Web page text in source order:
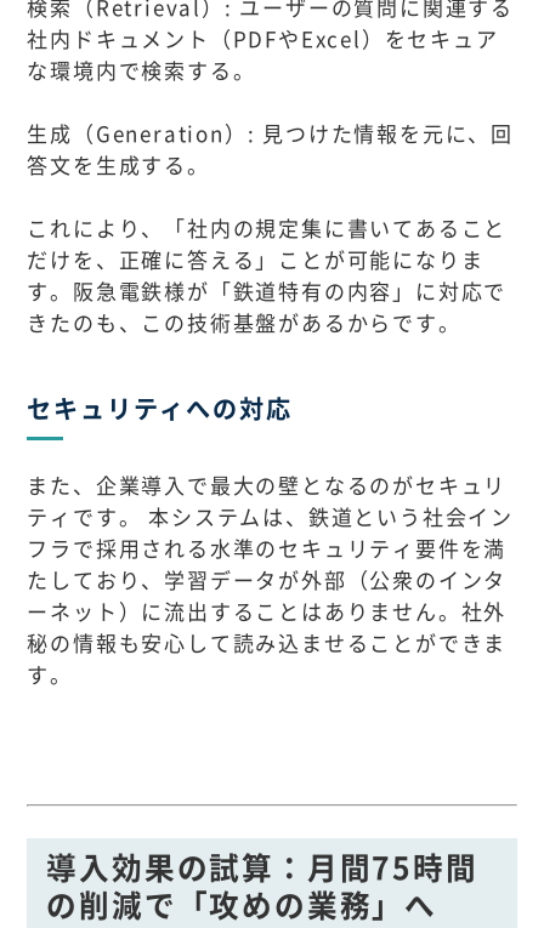
検索（Retrieval）: ユーザーの質問に関連する
社内ドキュメント（PDFやExcel）をセキュア
な環境内で検索する。
生成（Generation）: 見つけた情報を元に、回
答文を生成する。
これにより、「社内の規定集に書いてあること
だけを、正確に答える」ことが可能になりま
す。阪急電鉄様が「鉄道特有の内容」に対応で
きたのも、この技術基盤があるからです。
セキュリティへの対応
また、企業導入で最大の壁となるのがセキュリ
ティです。 本システムは、鉄道という社会イン
フラで採用される水準のセキュリティ要件を満
たしており、学習データが外部（公衆のインタ
ーネット）に流出することはありません。社外
秘の情報も安心して読み込ませることができま
す。
導入効果の試算：月間75時間
の削減で「攻めの業務」へ